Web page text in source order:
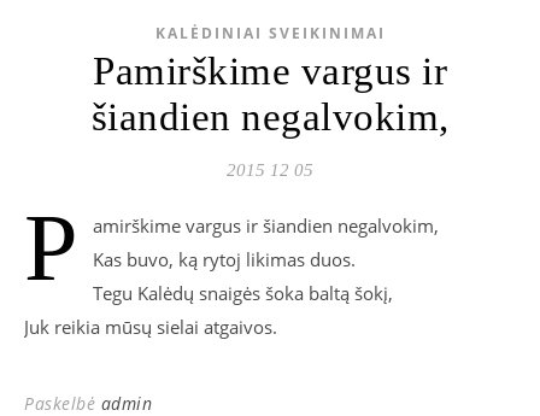
KALĖDINIAI SVEIKINIMAI
Pamirškime vargus ir
šiandien negalvokim,
2015 12 05
P
amirškime vargus ir šiandien negalvokim,
Kas buvo, ką rytoj likimas duos.
Tegu Kalėdų snaigės šoka baltą šokį,
Juk reikia mūsų sielai atgaivos.
Paskelbė admin